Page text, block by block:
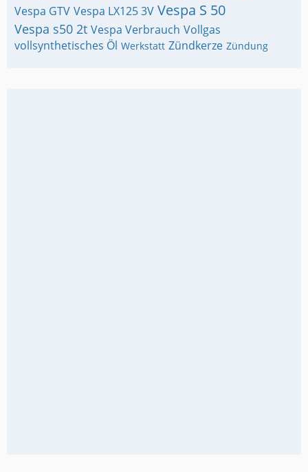
Vespa GTV Vespa LX125 3V Vespa S 50
Vespa s50 2t Vespa Verbrauch Vollgas
vollsynthetisches Öl Werkstatt Zündkerze Zündung